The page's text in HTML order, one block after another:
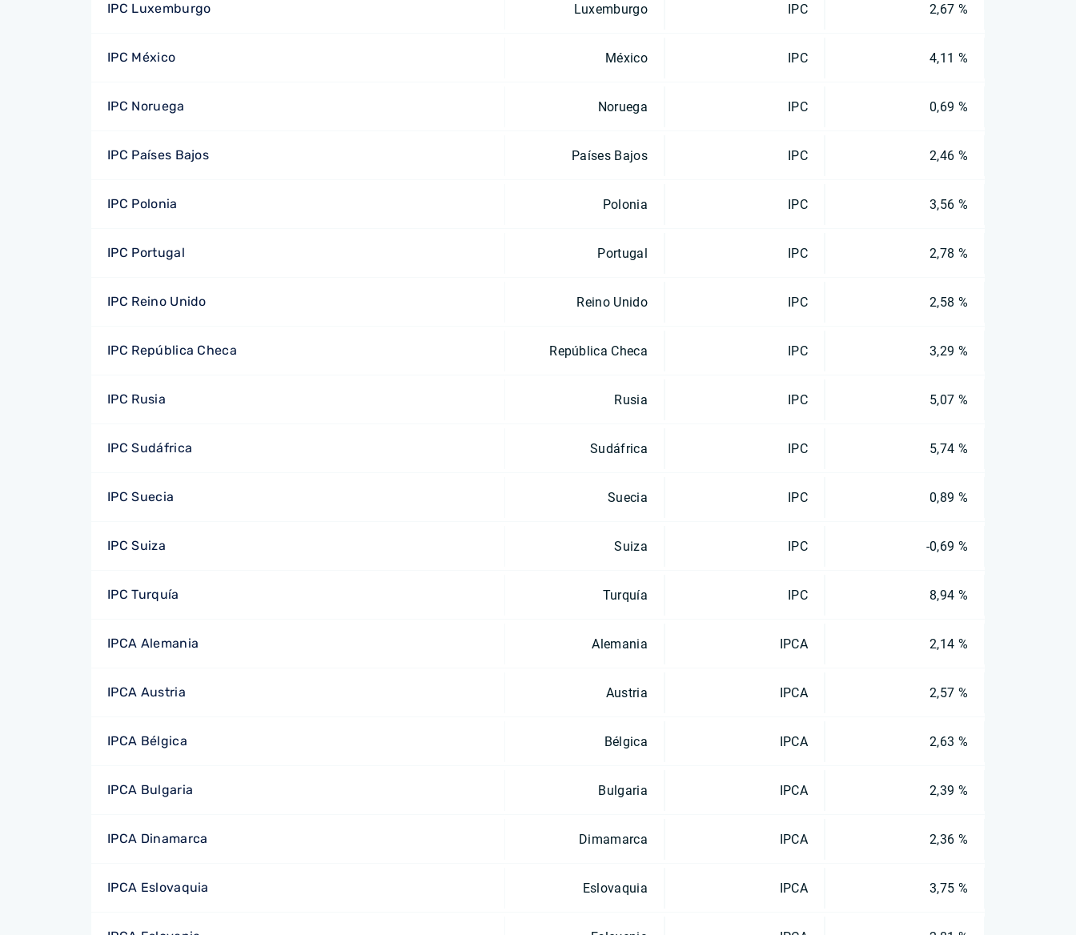
IPC Luxemburgo Luxemburgo IPC 2,67 %
IPC México México IPC 4,11 %
IPC Noruega Noruega IPC 0,69 %
IPC Países Bajos Países Bajos IPC 2,46 %
IPC Polonia Polonia IPC 3,56 %
IPC Portugal Portugal IPC 2,78 %
IPC Reino Unido Reino Unido IPC 2,58 %
IPC República Checa República Checa IPC 3,29 %
IPC Rusia Rusia IPC 5,07 %
IPC Sudáfrica Sudáfrica IPC 5,74 %
IPC Suecia Suecia IPC 0,89 %
IPC Suiza Suiza IPC -0,69 %
IPC Turquía Turquía IPC 8,94 %
IPCA Alemania Alemania IPCA 2,14 %
IPCA Austria Austria IPCA 2,57 %
IPCA Bélgica Bélgica IPCA 2,63 %
IPCA Bulgaria Bulgaria IPCA 2,39 %
IPCA Dinamarca Dimamarca IPCA 2,36 %
IPCA Eslovaquia Eslovaquia IPCA 3,75 %